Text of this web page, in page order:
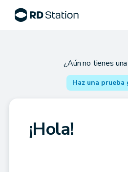
¿Aún no tienes
Haz una
¡Hola!